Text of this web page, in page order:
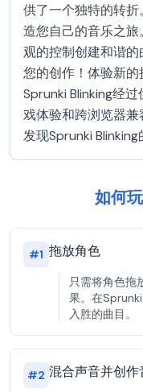
供了一个独特的转
造您自己的音乐之
观的控制创建和谐
您的创作！体验新的
Sprunki Blinking经
戏体验和跨浏览器
发现Sprunki Blinking
如何
#1 拖放角色
只需将角色拖
果。在
入胜的曲目。
#2 混合声音并创作